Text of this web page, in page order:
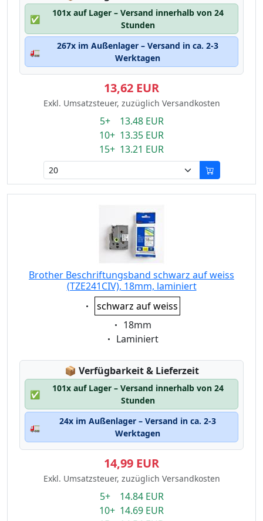
✅
101x auf Lager – Versand innerhalb von 24
Stunden
🚛
267x im Außenlager – Versand in ca. 2-3
Werktagen
13,62 EUR
Exkl. Umsatzsteuer, zuzüglich Versandkosten
5+ 13.48 EUR
10+ 13.35 EUR
15+ 13.21 EUR
Brother Beschriftungsband schwarz auf weiss
(TZE241CIV), 18mm, laminiert
Eigenschaft:
schwarz auf weiss
Eigenschaft:
18mm
Eigenschaft:
Laminiert
📦 Lagerstatus:
Verfügbarkeit & Lieferzeit
✅
101x auf Lager – Versand innerhalb von 24
Stunden
🚛
24x im Außenlager – Versand in ca. 2-3
Werktagen
14,99 EUR
Exkl. Umsatzsteuer, zuzüglich Versandkosten
5+ 14.84 EUR
10+ 14.69 EUR